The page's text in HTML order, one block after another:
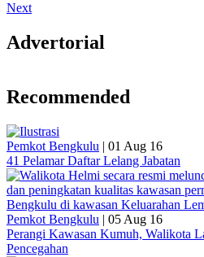
Next
Advertorial
Recommended
Pemkot Bengkulu | 01 Aug 16
41 Pelamar Daftar Lelang Jabatan
Pemkot Bengkulu | 05 Aug 16
Perangi Kawasan Kumuh, Walikota
Pencegahan